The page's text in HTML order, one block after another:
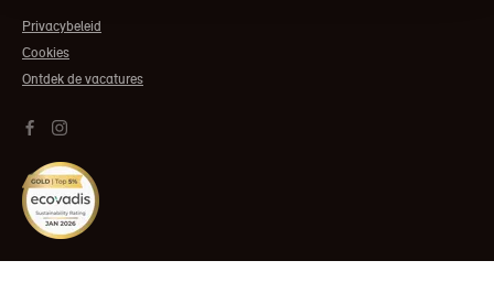
Privacybeleid
Cookies
Ontdek de vacatures